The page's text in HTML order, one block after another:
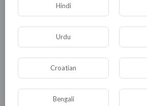
батальонов ) 44-х
р – это что ? » ГКЧП » ?…
Координационная структура
х о з ) ? …Люстрация ?…Второй
Украинская Армия уже имеет
родах регулярных войск.
еще одного Штаба и для
батальонов ? Результаты опроса
Hindi
Urdu
Croatian
Bengali